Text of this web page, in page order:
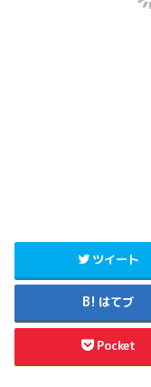
ツイート
はてブ
Pocket